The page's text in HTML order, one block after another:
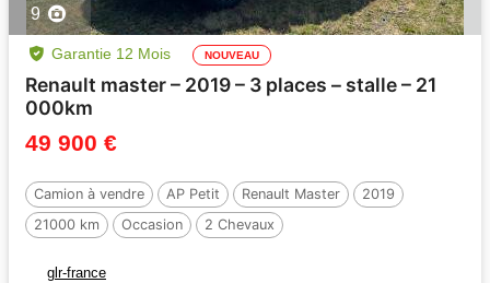
9
Garantie 12 Mois NOUVEAU
Renault master – 2019 – 3 places – stalle – 21
000km
49 900 €
Camion à vendre AP Petit Renault Master
2019
21000 km
Occasion 2 Chevaux
glr-france